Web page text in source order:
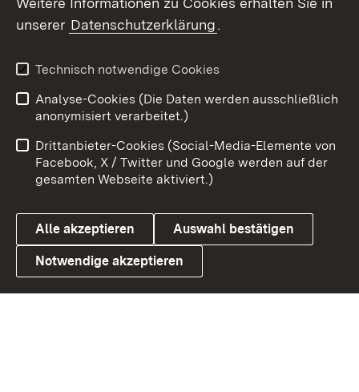
Youtube
Link zum Landesportal
Impressum
Kontakt
Barrierefreiheit
Datenschutz
Cookies
unserer Datenschutzerklärung.
Technisch notwendige Cookies
Analyse-Cookies (Die Daten werden ausschließlich
anonymisiert verarbeitet.)
Drittanbieter-Cookies (Social-Media-Elemente von
Facebook, X / Twitter und Google werden auf der
gesamten Webseite aktiviert.)
Alle akzeptieren Auswahl bestätigen
Notwendige akzeptieren